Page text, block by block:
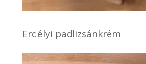
Erdélyi padlizsánkrém